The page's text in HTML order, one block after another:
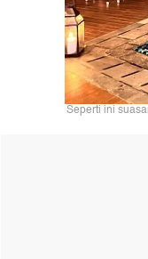
Seperti ini